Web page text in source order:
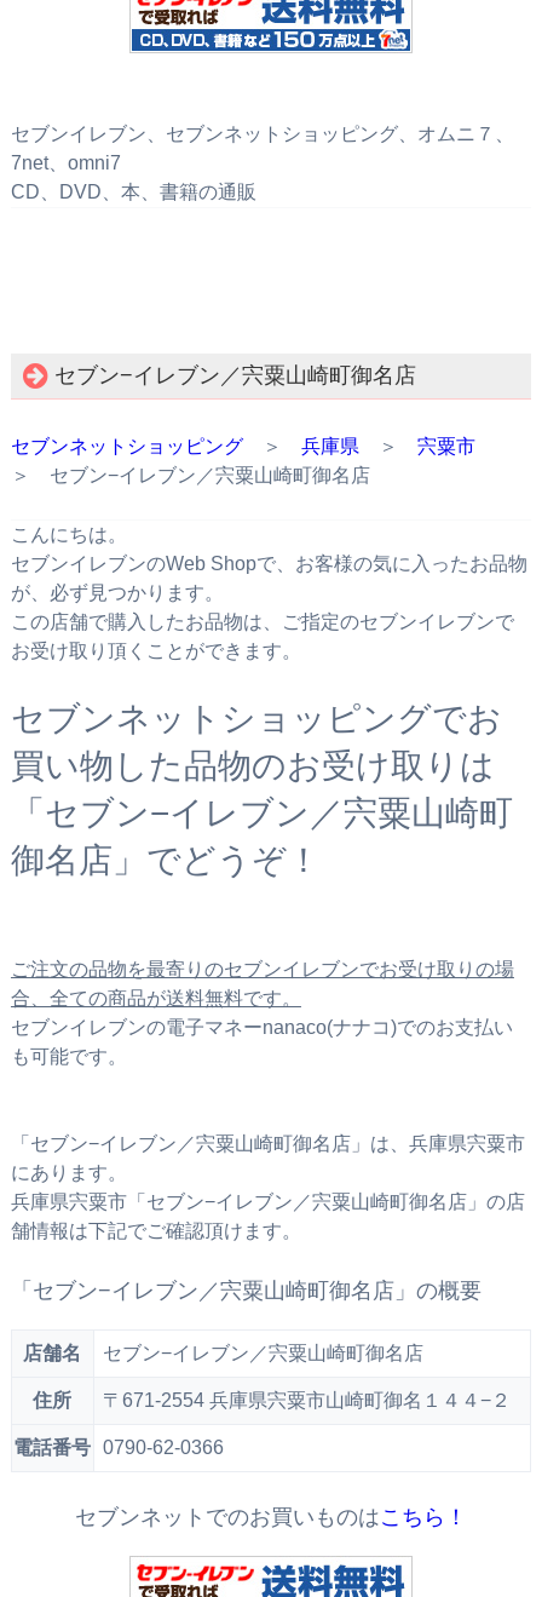
セブンイレブン、セブンネットショッピング、オムニ７、
7net、omni7
CD、DVD、本、書籍の通販
セブン−イレブン／宍粟山崎町御名店
セブンネットショッピング＞ 兵庫県 ＞ 宍粟市
＞ セブン−イレブン／宍粟山崎町御名店
こんにちは。
セブンイレブンのWeb Shopで、お客様の気に入ったお品物
が、必ず見つかります。
この店舗で購入したお品物は、ご指定のセブンイレブンで
お受け取り頂くことができます。
セブンネットショッピングでお
買い物した品物のお受け取りは
「セブン−イレブン／宍粟山崎町
御名店」でどうぞ！
ご注文の品物を最寄りのセブンイレブンでお受け取りの場
合、全ての商品が送料無料です。
セブンイレブンの電子マネーnanaco(ナナコ)でのお支払い
も可能です。
「セブン−イレブン／宍粟山崎町御名店」は、兵庫県宍粟市
にあります。
兵庫県宍粟市「セブン−イレブン／宍粟山崎町御名店」の店
舗情報は下記でご確認頂けます。
「セブン−イレブン／宍粟山崎町御名店」の概要
店舗名 セブン−イレブン／宍粟山崎町御名店
住所 〒671-2554 兵庫県宍粟市山崎町御名１４４−２
電話番号 0790-62-0366
セブンネットでのお買いものはこちら！